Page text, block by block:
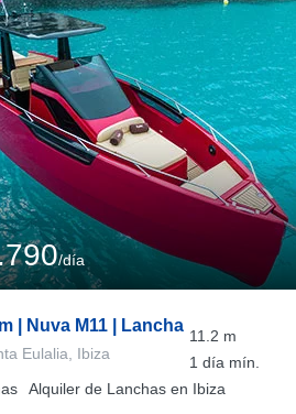
/día
| Nuva M11 | Lancha
Eulalia, Ibiza
11.2 m
1 día mín.
Alquiler de Lanchas en Ibiza